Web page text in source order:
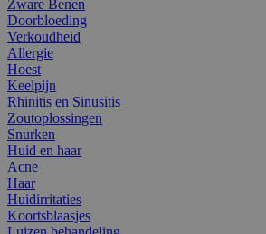
Zware Benen
Doorbloeding
Verkoudheid
Allergie
Hoest
Keelpijn
Rhinitis en Sinusitis
Zoutoplossingen
Snurken
Huid en haar
Acne
Haar
Huidirritaties
Koortsblaasjes